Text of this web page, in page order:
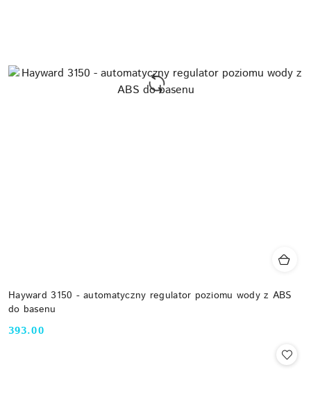
Hayward 3150 - automatyczny regulator poziomu wody z ABS
do basenu
Cena:
393.00